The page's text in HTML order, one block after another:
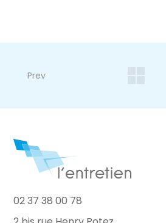
Prev
02 37 38 00 78